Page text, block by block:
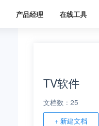
产品经理 在线工具
TV软件
文档数：25
+ 新建文档